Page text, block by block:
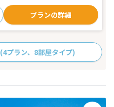
プランの詳細
(4プラン、8部屋タイプ)